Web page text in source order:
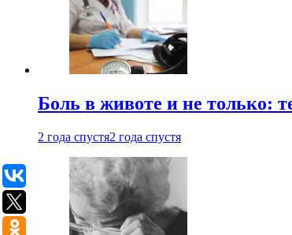
Боль в животе и не только:
2 года спустя2 года спустя